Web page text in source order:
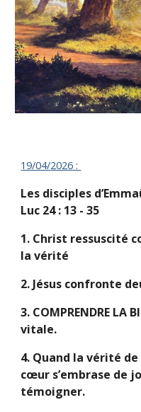
19/04/2026 :
Les disciples
Luc 24 : 13 - 35
1. Christ ressuscité
la vérité
2. Jésus confronte
3. COMPRENDRE LA
vitale.
4. Quand la vérité
cœur s’embrase de
témoigner.